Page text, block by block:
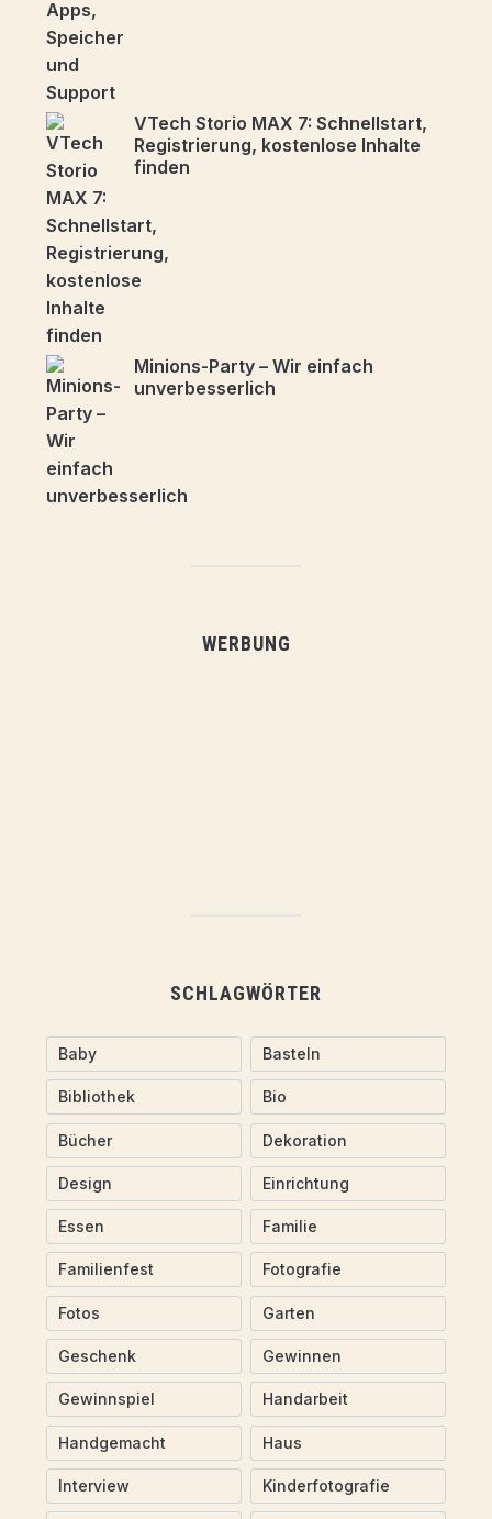
VTech Storio MAX 7: Schnellstart,
Registrierung, kostenlose Inhalte
finden
Minions-Party – Wir einfach
unverbesserlich
WERBUNG
SCHLAGWÖRTER
Baby Basteln
Bibliothek Bio
Bücher Dekoration
Design Einrichtung
Essen Familie
Familienfest Fotografie
Fotos Garten
Geschenk Gewinnen
Gewinnspiel Handarbeit
Handgemacht Haus
Interview Kinderfotografie